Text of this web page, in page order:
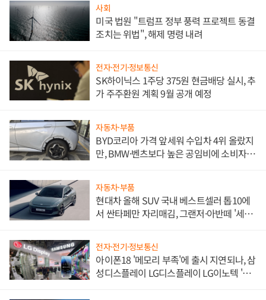
사회
미국 법원 "트럼프 정부 풍력 프로젝트 동결
조치는 위법", 해제 명령 내려
전자·전기·정보통신
SK하이닉스 1주당 375원 현금배당 실시, 추
가 주주환원 계획 9월 공개 예정
자동차·부품
BYD코리아 가격 앞세워 수입차 4위 올랐지
만, BMW·벤츠보다 높은 공임비에 소비자
자동차·부품
현대차 올해 SUV 국내 베스트셀러 톱10에
서 싼타페만 자리매김, 그랜저·아반떼 '세단
전자·전기·정보통신
아이폰18 '메모리 부족'에 출시 지연되나, 삼
성디스플레이 LG디스플레이 LG이노텍 '탈